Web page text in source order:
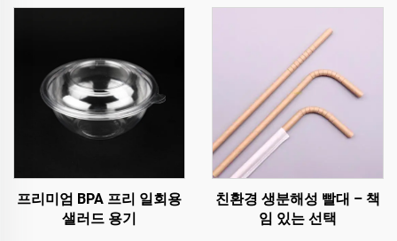
프리미엄 BPA 프리 일회용
샐러드 용기
친환경 생분해성 빨대 – 책
임 있는 선택